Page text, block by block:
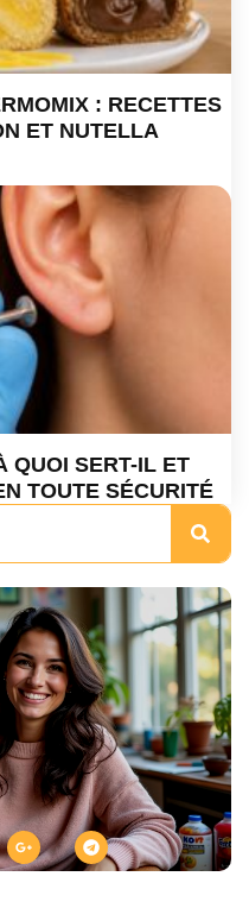
: RECETTES
ET NUTELLA
QUOI SERT-IL ET
TOUTE SÉCURITÉ